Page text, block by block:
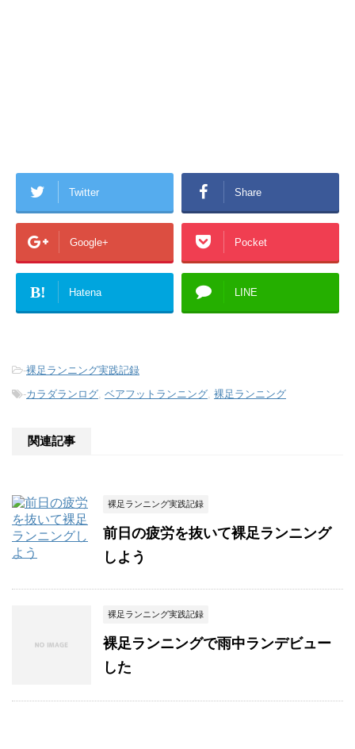
Twitter Share
Google+ Pocket
B! Hatena LINE
-裸足ランニング実践記録
-カラダランログ, ベアフットランニング, 裸足ランニング
関連記事
裸足ランニング実践記録
前日の疲労を抜いて裸足ランニング
しよう
裸足ランニング実践記録
裸足ランニングで雨中ランデビュー
した